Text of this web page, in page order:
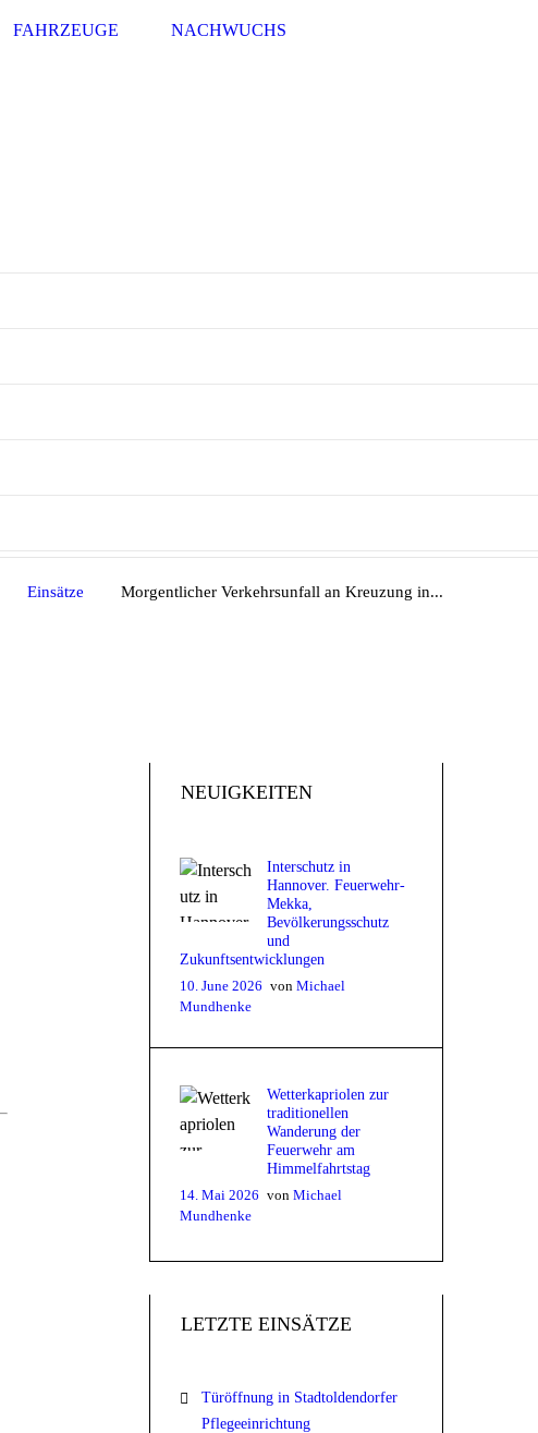
FAHRZEUGE NACHWUCHS
Einsätze Morgentlicher Verkehrsunfall an Kreuzung in...
NEUIGKEITEN
Interschutz in
Hannover. Feuerwehr-
Mekka,
Bevölkerungsschutz
und
Zukunftsentwicklungen
10. June 2026 von Michael
Mundhenke
Wetterkapriolen zur
traditionellen
Wanderung der
Feuerwehr am
Himmelfahrtstag
14. Mai 2026 von Michael
Mundhenke
LETZTE EINSÄTZE
Türöffnung in Stadtoldendorfer
Pflegeeinrichtung